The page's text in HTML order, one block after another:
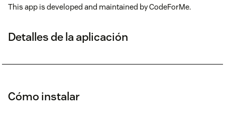
This app is developed and maintained by CodeForMe.
Detalles de la aplicación
Cómo instalar